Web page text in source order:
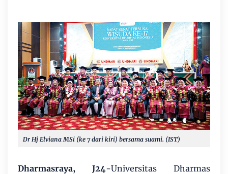
Dr Hj Elviana MSi (ke 7 dari kiri) bersama suami. (IST)
Dharmasraya, J24-Universitas Dharmas